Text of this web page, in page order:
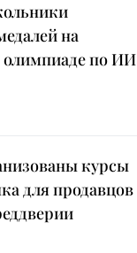
на
по ИИ
курсы
для продавцов